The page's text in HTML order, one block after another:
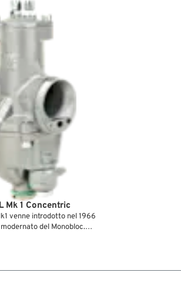
Mk 1 Concentric
venne introdotto nel 1966
del Monobloc.
riposizionate per un accesso